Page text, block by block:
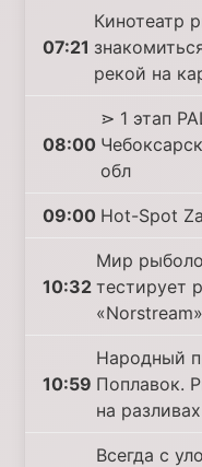
07:21
Кинотеатр
рекой на
08:00
⋗ 1 этап
обл
09:00 Hot-Spot
10:32
Мир
тестирует
10:59
Народный
Поплавок.
на
Всегда с